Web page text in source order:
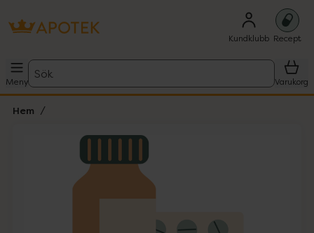
Kundklubb Recept
Meny
Sök
Varukorg
Hem
Lista: . Innehåller 1 objekt.